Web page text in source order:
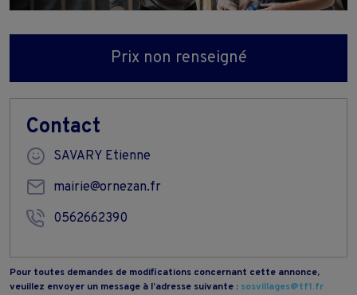
Prix non renseigné
Contact
SAVARY Etienne
mairie@ornezan.fr
0562662390
Pour toutes demandes de modifications concernant cette annonce,
veuillez envoyer un message à l’adresse suivante : sosvillages@tf1.fr